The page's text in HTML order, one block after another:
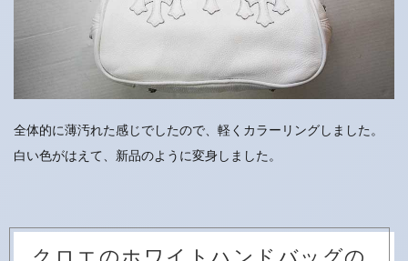
全体的に薄汚れた感じでしたので、軽くカラーリングしました。
白い色がはえて、新品のように変身しました。
クロエのホワイトハンドバッグの